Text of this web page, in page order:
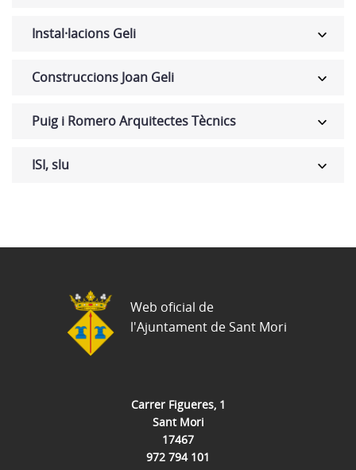
Instal·lacions Geli
Construccions Joan Geli
Puig i Romero Arquitectes Tècnics
ISI, slu
Carrer Figueres, 1
Sant Mori
17467
972 794 101
Web oficial de
l'Ajuntament de Sant Mori